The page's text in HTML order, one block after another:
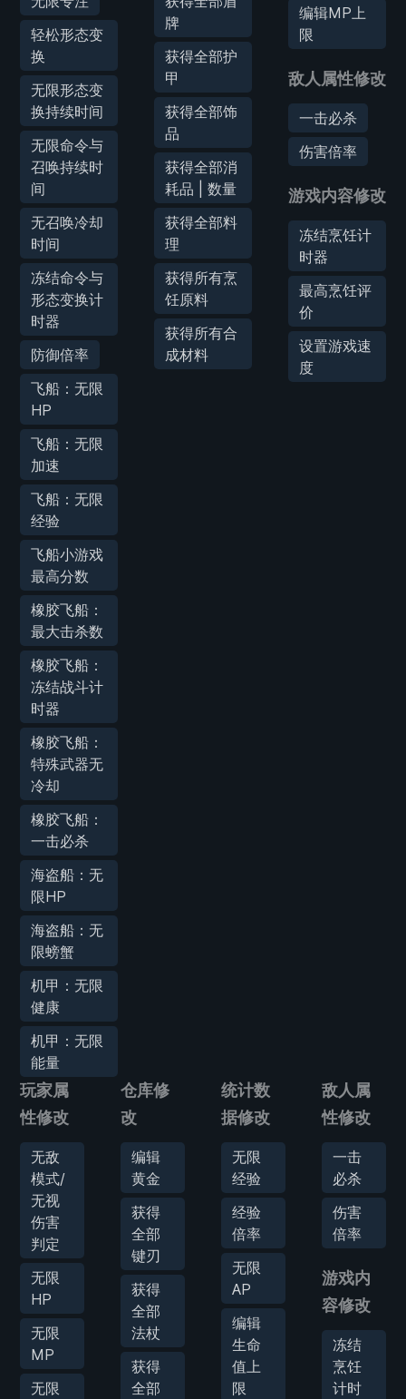
轻松形态变
换
无限形态变
换持续时间
无限命令与
召唤持续时
间
无召唤冷却
时间
冻结命令与
形态变换计
时器
防御倍率
飞船：无限
HP
飞船：无限
加速
飞船：无限
经验
飞船小游戏
最高分数
橡胶飞船：
最大击杀数
橡胶飞船：
冻结战斗计
时器
橡胶飞船：
特殊武器无
冷却
橡胶飞船：
一击必杀
海盗船：无
限HP
海盗船：无
限螃蟹
机甲：无限
健康
机甲：无限
能量
牌
获得全部护
甲
获得全部饰
品
获得全部消
耗品 | 数量
获得全部料
理
获得所有烹
饪原料
获得所有合
成材料
编辑MP上
限
敌人属性修改
一击必杀
伤害倍率
游戏内容修改
冻结烹饪计
时器
最高烹饪评
价
设置游戏速
度
玩家属
性修改
无敌
模式/
无视
伤害
判定
无限
HP
无限
MP
无限
仓库修
改
编辑
黄金
获得
全部
键刃
获得
全部
法杖
获得
全部
统计数
据修改
无限
经验
经验
倍率
无限
AP
编辑
生命
值上
限
敌人属
性修改
一击
必杀
伤害
倍率
游戏内
容修改
冻结
烹饪
计时